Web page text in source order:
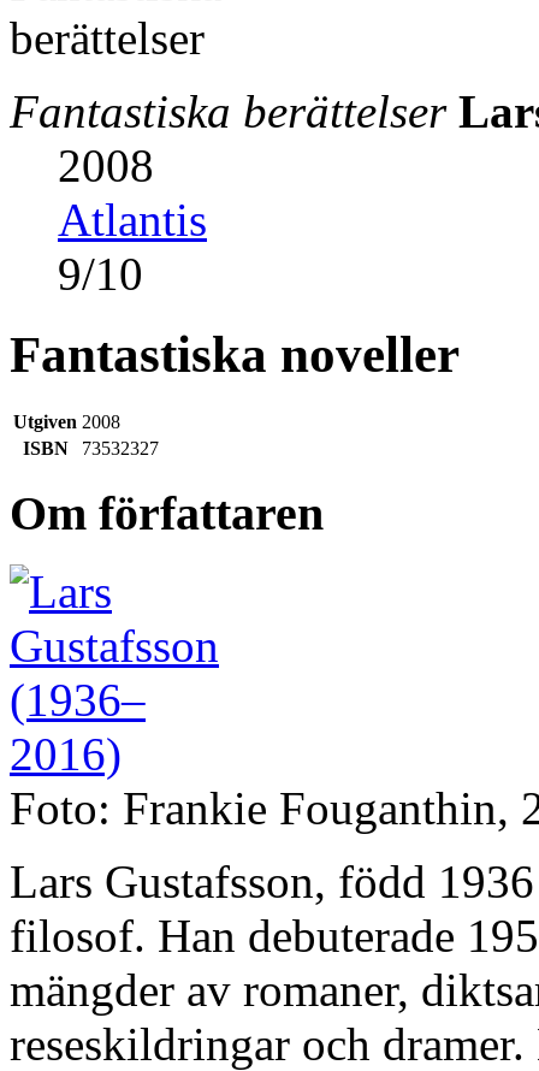
Fantastiska berättelser
2008
Atlantis
9/10
Fantastiska noveller
Utgiven 2008
ISBN
73532327
Om författaren
Foto: Frankie Fouganthin,
Lars Gustafsson, född
filosof. Han debuterade
mängder av romaner,
reseskildringar och